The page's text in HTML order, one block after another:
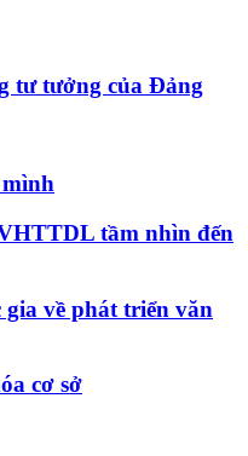
tư tưởng của Đảng
tầm nhìn đến
về phát triển văn
cơ sở